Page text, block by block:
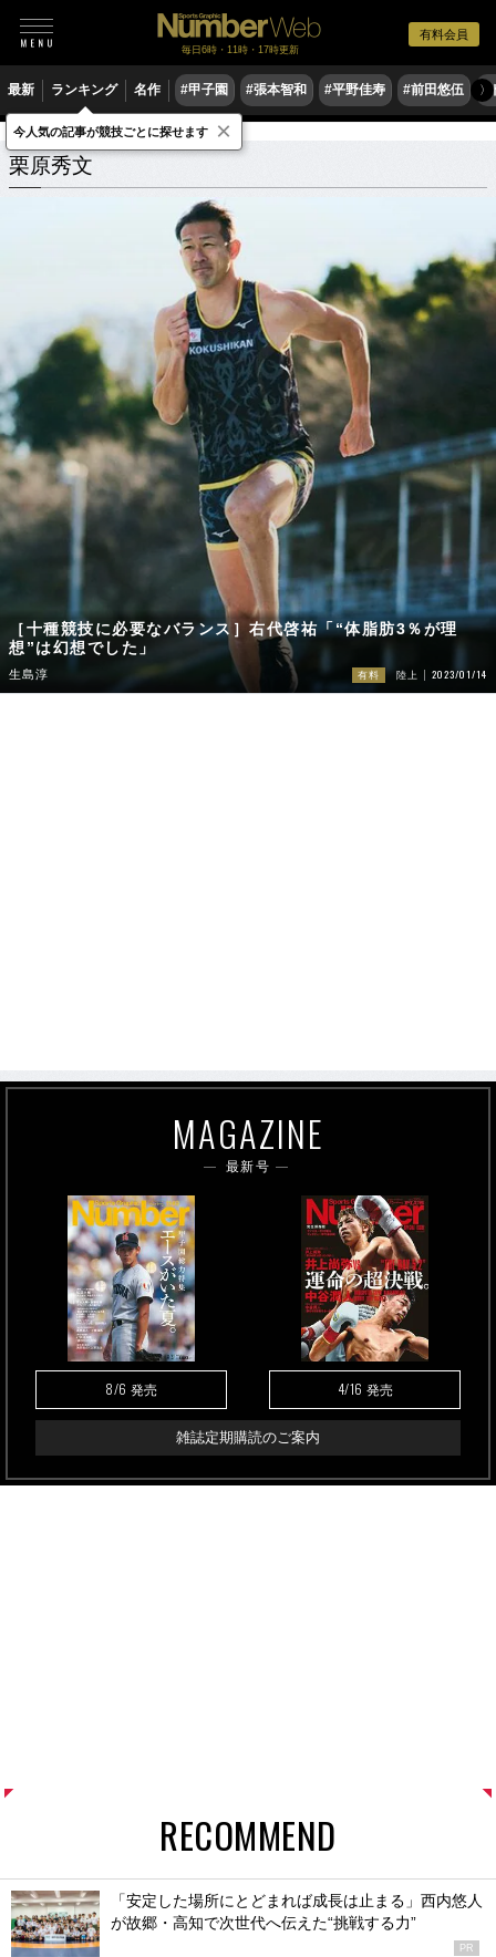
有料会員
毎日6時・11時・17時更新
最新 ランキング 名作 #甲子園 #張本智和 #平野佳寿 #前田悠伍 #
〉
栗原秀文 関連記事
栗原秀文
［十種競技に必要なバランス］右代啓祐「“体脂肪3％が理
想”は幻想でした」
生島淳 有料 陸上 2023/01/14
MAGAZINE
最新号
8/6 発売 4/16 発売
雑誌定期購読のご案内
RECOMMEND
「安定した場所にとどまれば成長は止まる」西内悠人
が故郷・高知で次世代へ伝えた“挑戦する力”
PR
今人気の記事が競技ごとに探せます ×